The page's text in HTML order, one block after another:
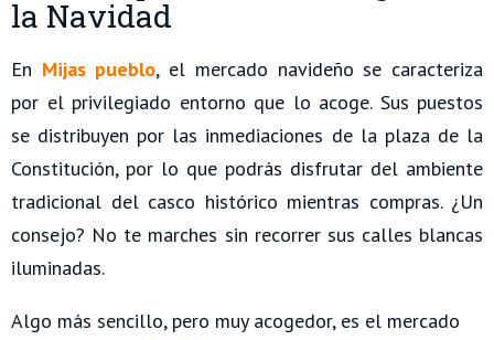
la Navidad
En Mijas pueblo, el mercado navideño se caracteriza
por el privilegiado entorno que lo acoge. Sus puestos
se distribuyen por las inmediaciones de la plaza de la
Constitución, por lo que podrás disfrutar del ambiente
tradicional del casco histórico mientras compras. ¿Un
consejo? No te marches sin recorrer sus calles blancas
iluminadas.
Algo más sencillo, pero muy acogedor, es el mercado